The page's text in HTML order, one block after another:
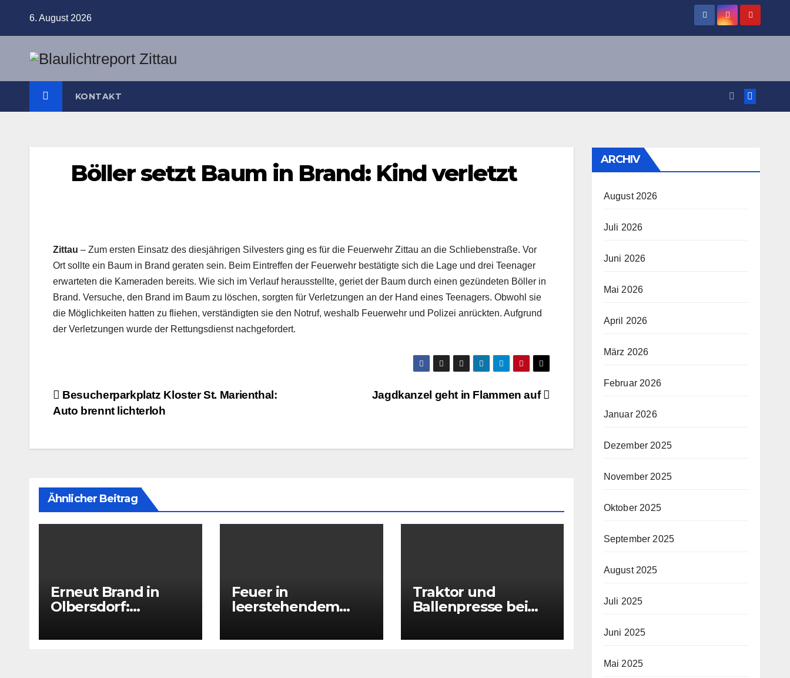
6. August 2026
KONTAKT
Böller setzt Baum in Brand: Kind verletzt
Zittau – Zum ersten Einsatz des diesjährigen Silvesters ging es für die Feuerwehr Zittau an die Schliebenstraße. Vor
Ort sollte ein Baum in Brand geraten sein. Beim Eintreffen der Feuerwehr bestätigte sich die Lage und drei Teenager
erwarteten die Kameraden bereits. Wie sich im Verlauf herausstellte, geriet der Baum durch einen gezündeten Böller in
Brand. Versuche, den Brand im Baum zu löschen, sorgten für Verletzungen an der Hand eines Teenagers. Obwohl sie
die Möglichkeiten hatten zu fliehen, verständigten sie den Notruf, weshalb Feuerwehr und Polizei anrückten. Aufgrund
der Verletzungen wurde der Rettungsdienst nachgefordert.
Beitragsnavigation Jagdkanzel geht in Flammen auf
Besucherparkplatz Kloster St. Marienthal:
Auto brennt lichterloh
Ähnlicher Beitrag
Erneut Brand in
Olbersdorf:
wieder zu
Feuer in
leerstehendem
Feuerwehreinsatz
Traktor und
Ballenpresse bei
vollständig
ARCHIV
August 2026
Juli 2026
Juni 2026
Mai 2026
April 2026
März 2026
Februar 2026
Januar 2026
Dezember 2025
November 2025
Oktober 2025
September 2025
August 2025
Juli 2025
Juni 2025
Mai 2025